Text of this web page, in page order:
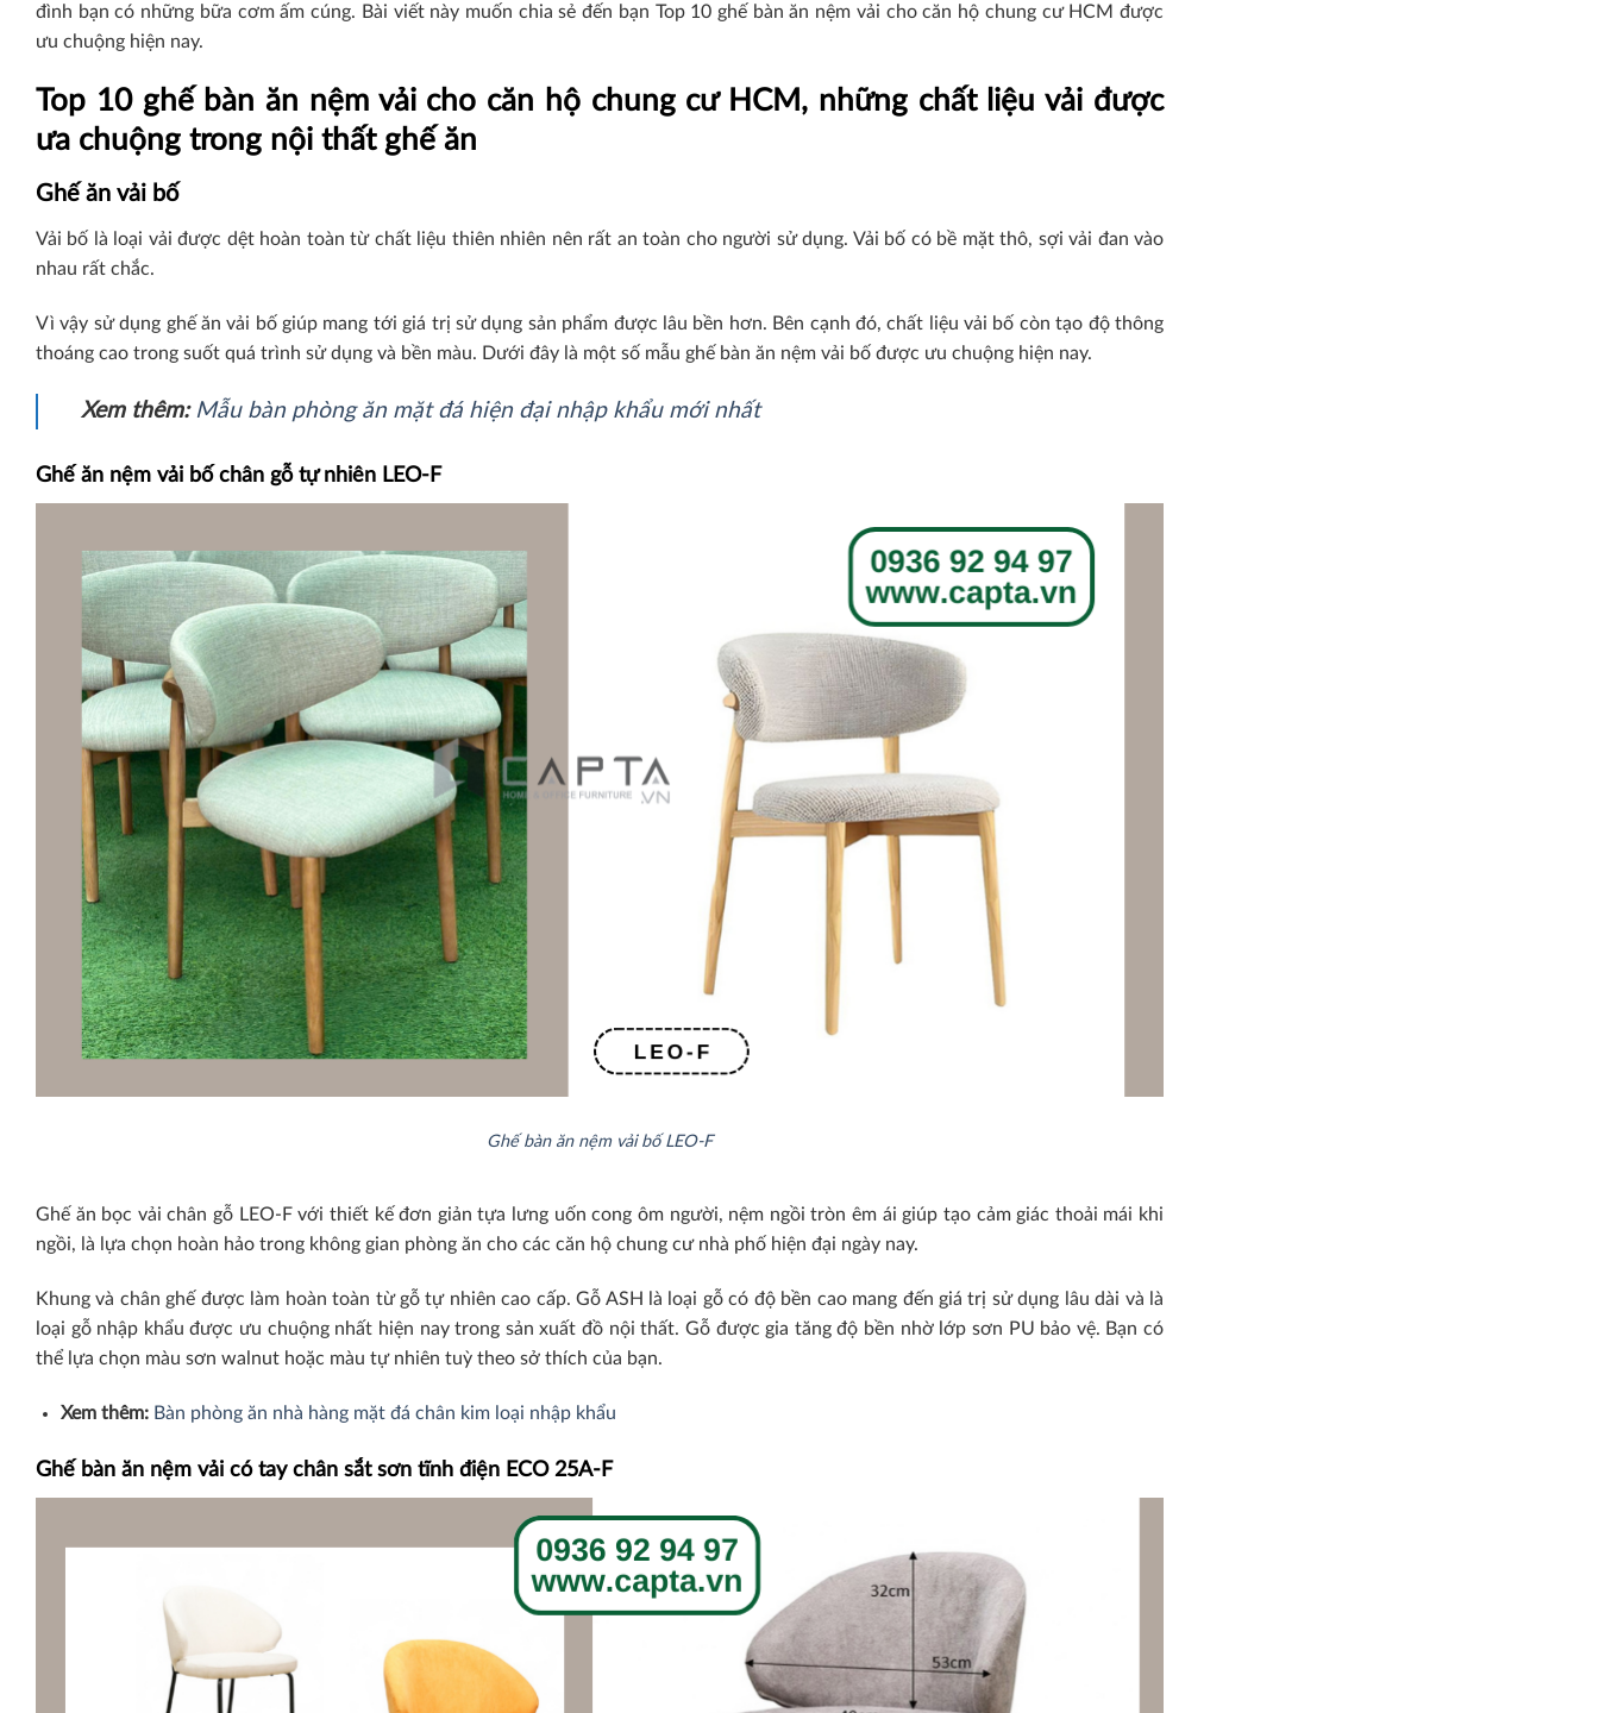
đình bạn có những bữa cơm ấm cúng. Bài viết này muốn chia sẻ đến bạn Top 10 ghế bàn ăn nệm vải cho căn hộ chung cư HCM được
ưu chuộng hiện nay.
Top 10 ghế bàn ăn nệm vải cho căn hộ chung cư HCM, những chất liệu vải được
ưa chuộng trong nội thất ghế ăn
Ghế ăn vải bố
Vải bố là loại vải được dệt hoàn toàn từ chất liệu thiên nhiên nên rất an toàn cho người sử dụng. Vải bố có bề mặt thô, sợi vải đan vào
nhau rất chắc.
Vì vậy sử dụng ghế ăn vải bố giúp mang tới giá trị sử dụng sản phẩm được lâu bền hơn. Bên cạnh đó, chất liệu vải bố còn tạo độ thông
thoáng cao trong suốt quá trình sử dụng và bền màu. Dưới đây là một số mẫu ghế bàn ăn nệm vải bố được ưu chuộng hiện nay.
Xem thêm: Mẫu bàn phòng ăn mặt đá hiện đại nhập khẩu mới nhất
Ghế ăn nệm vải bố chân gỗ tự nhiên LEO-F
Ghế bàn ăn nệm vải bố LEO-F
Ghế ăn bọc vải chân gỗ LEO-F với thiết kế đơn giản tựa lưng uốn cong ôm người, nệm ngồi tròn êm ái giúp tạo cảm giác thoải mái khi
ngồi, là lựa chọn hoàn hảo trong không gian phòng ăn cho các căn hộ chung cư nhà phố hiện đại ngày nay.
Khung và chân ghế được làm hoàn toàn từ gỗ tự nhiên cao cấp. Gỗ ASH là loại gỗ có độ bền cao mang đến giá trị sử dụng lâu dài và là
loại gỗ nhập khẩu được ưu chuộng nhất hiện nay trong sản xuất đồ nội thất. Gỗ được gia tăng độ bền nhờ lớp sơn PU bảo vệ. Bạn có
thể lựa chọn màu sơn walnut hoặc màu tự nhiên tuỳ theo sở thích của bạn.
Xem thêm: Bàn phòng ăn nhà hàng mặt đá chân kim loại nhập khẩu
Ghế bàn ăn nệm vải có tay chân sắt sơn tĩnh điện ECO 25A-F